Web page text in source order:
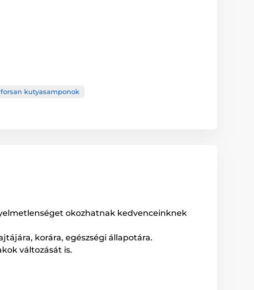
kutyasamponok
okozhatnak kedvenceinknek
korára, egészségi állapotára.
változását is.